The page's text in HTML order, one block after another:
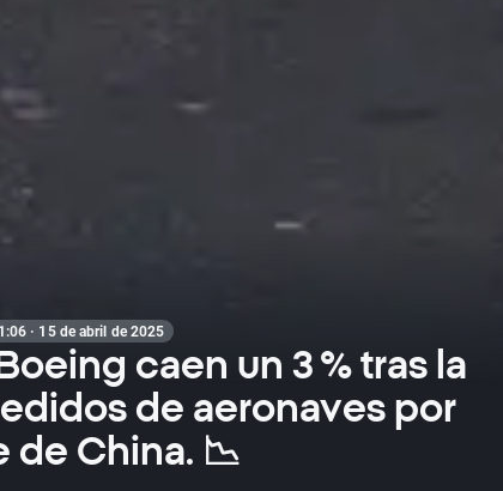
· 15 de abril de 2025
caen un 3 % tras la
de aeronaves por
de China. 📉